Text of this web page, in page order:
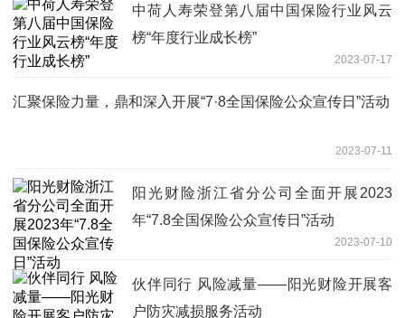
中荷人寿荣登第八届中国保险行业风云
榜“年度行业成长榜”
2023-07-17
汇聚保险力量，鼎和深入开展“7·8全国保险公众宣传日”活动
2023-07-11
阳光财险浙江省分公司全面开展2023
年“7.8全国保险公众宣传日”活动
2023-07-10
伙伴同行 风险减量——阳光财险开展客
户防灾减损服务活动